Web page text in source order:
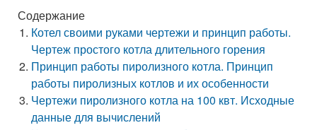
Содержание
Котел своими руками чертежи и принцип работы.
Чертеж простого котла длительного горения
Принцип работы пиролизного котла. Принцип
работы пиролизных котлов и их особенности
Чертежи пиролизного котла на 100 квт. Исходные
данные для вычислений